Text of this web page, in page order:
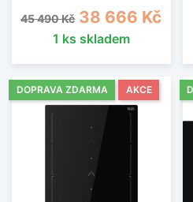
Běžná cena
45 490 Kč Cena
38 666 Kč
1 ks skladem
DOPRAVA ZDARMA AKCE